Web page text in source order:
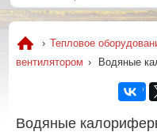
› Тепловое
вентилятором › Водяные
Водяные